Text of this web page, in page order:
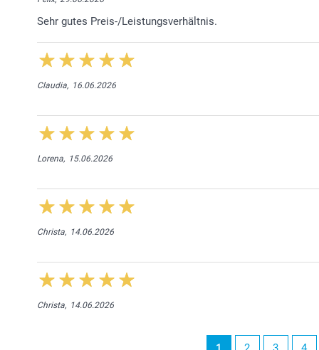
Sehr gutes Preis-/Leistungsverhältnis.
Claudia, 16.06.2026
Lorena, 15.06.2026
Christa, 14.06.2026
Christa, 14.06.2026